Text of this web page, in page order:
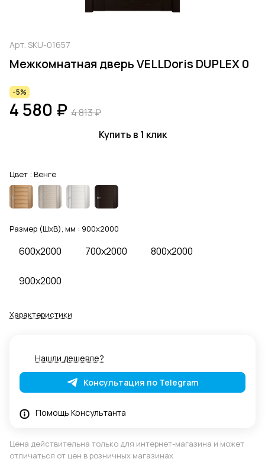
Арт. SKU-01657
Межкомнатная дверь VELLDoris DUPLEX 0
-5%
4 580 ₽ 4 813 ₽
Купить в 1 клик
Цвет : Венге
Размер (ШхВ), мм : 900x2000
600x2000 700x2000 800x2000
900x2000
Характеристики
Нашли дешевле?
Консультация по Telegram
Помощь Консультанта
Цена действительна только для интернет-магазина и может
отличаться от цен в розничных магазинах